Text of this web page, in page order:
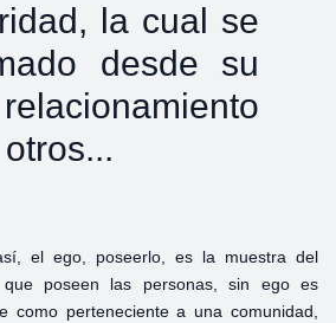
la cual se
desde su
el ego, poseerlo, es la muestra del
poseen las personas, sin ego es
como perteneciente a una comunidad,